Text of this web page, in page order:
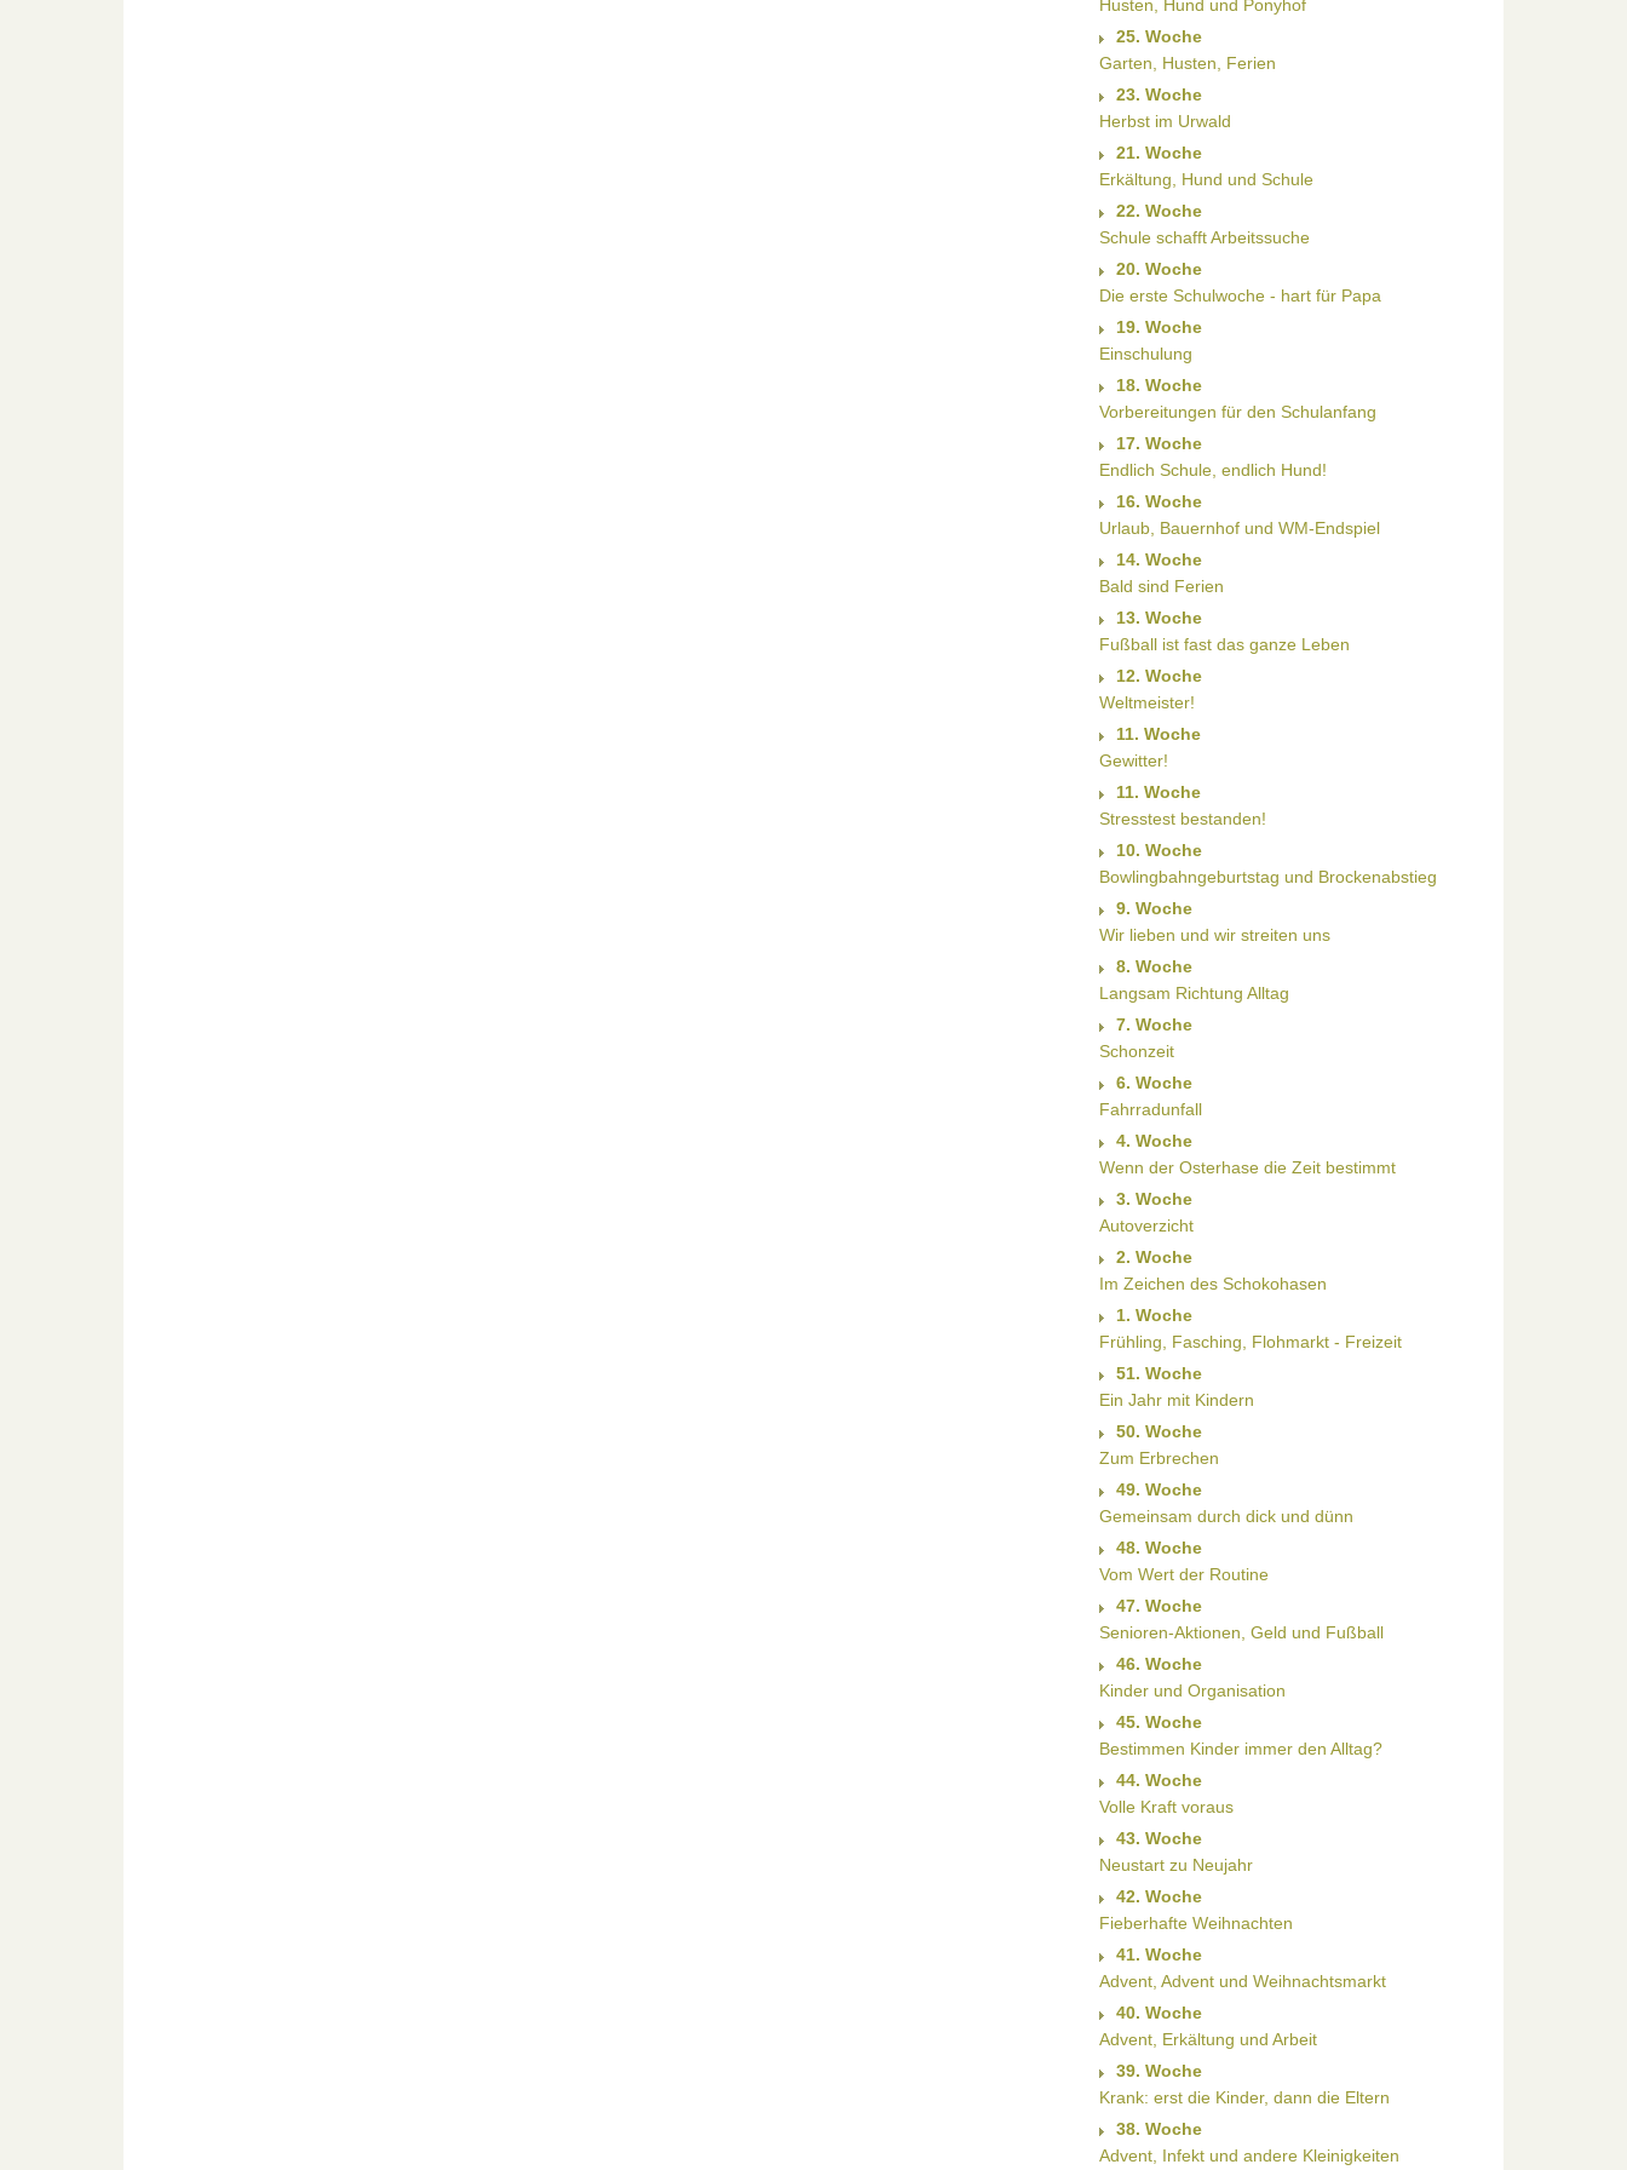
Husten, Hund und Ponyhof
25. Woche
Garten, Husten, Ferien
23. Woche
Herbst im Urwald
21. Woche
Erkältung, Hund und Schule
22. Woche
Schule schafft Arbeitssuche
20. Woche
Die erste Schulwoche - hart für Papa
19. Woche
Einschulung
18. Woche
Vorbereitungen für den Schulanfang
17. Woche
Endlich Schule, endlich Hund!
16. Woche
Urlaub, Bauernhof und WM-Endspiel
14. Woche
Bald sind Ferien
13. Woche
Fußball ist fast das ganze Leben
12. Woche
Weltmeister!
11. Woche
Gewitter!
11. Woche
Stresstest bestanden!
10. Woche
Bowlingbahngeburtstag und Brockenabstieg
9. Woche
Wir lieben und wir streiten uns
8. Woche
Langsam Richtung Alltag
7. Woche
Schonzeit
6. Woche
Fahrradunfall
4. Woche
Wenn der Osterhase die Zeit bestimmt
3. Woche
Autoverzicht
2. Woche
Im Zeichen des Schokohasen
1. Woche
Frühling, Fasching, Flohmarkt - Freizeit
51. Woche
Ein Jahr mit Kindern
50. Woche
Zum Erbrechen
49. Woche
Gemeinsam durch dick und dünn
48. Woche
Vom Wert der Routine
47. Woche
Senioren-Aktionen, Geld und Fußball
46. Woche
Kinder und Organisation
45. Woche
Bestimmen Kinder immer den Alltag?
44. Woche
Volle Kraft voraus
43. Woche
Neustart zu Neujahr
42. Woche
Fieberhafte Weihnachten
41. Woche
Advent, Advent und Weihnachtsmarkt
40. Woche
Advent, Erkältung und Arbeit
39. Woche
Krank: erst die Kinder, dann die Eltern
38. Woche
Advent, Infekt und andere Kleinigkeiten